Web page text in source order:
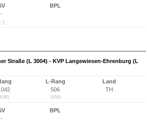
-
)
BPL
Straße (L 3004) - KVP Langewiesen-Ehrenburg (L
L-Rang
506
(436)
Land
TH
-
BPL